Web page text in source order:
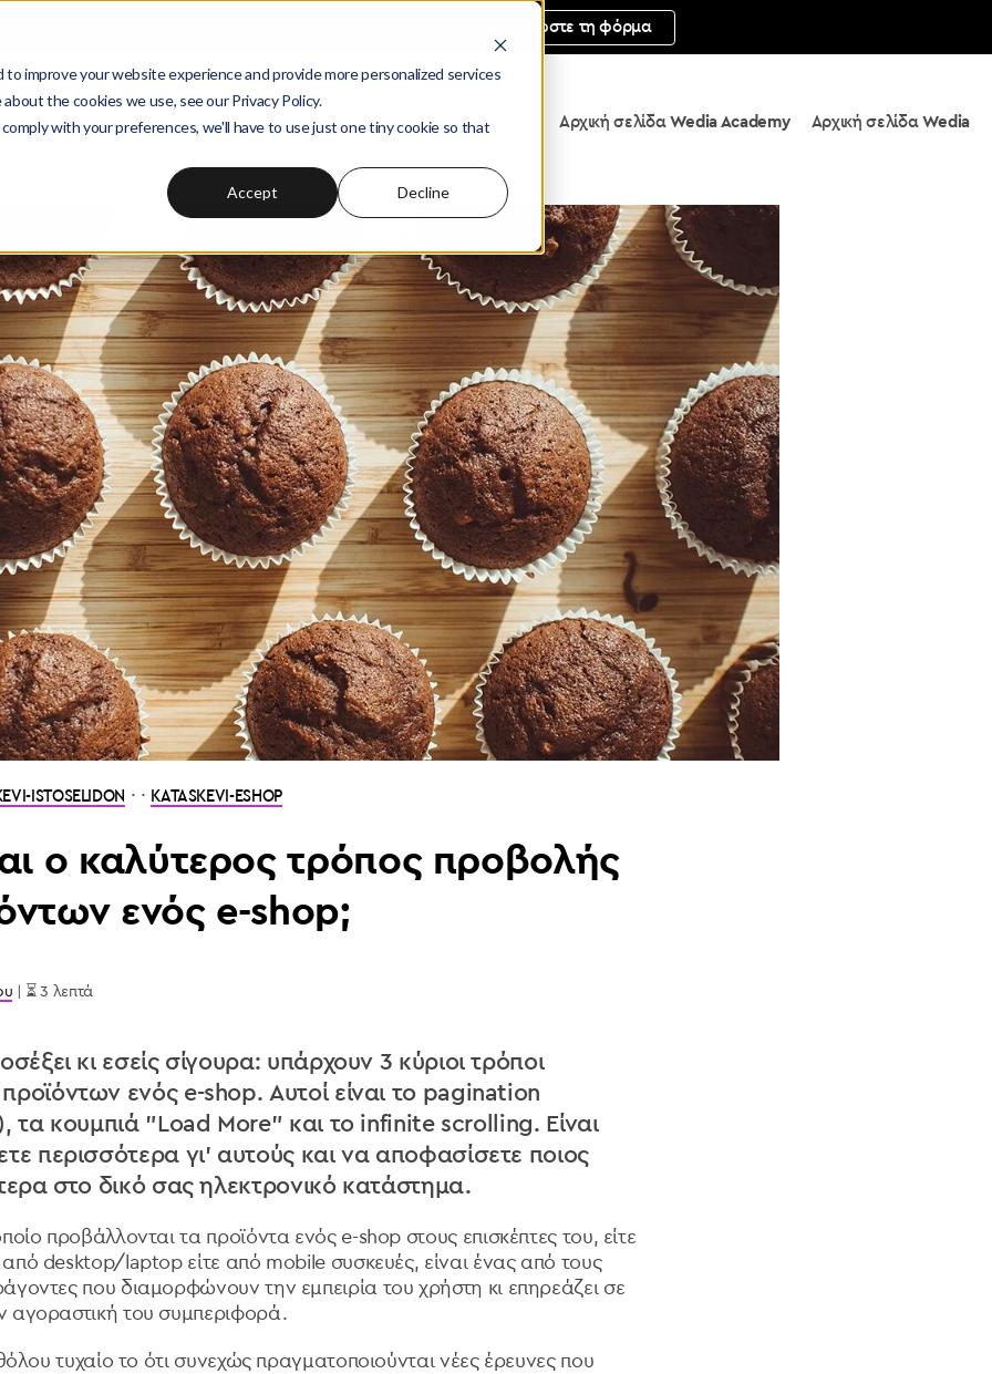
improve your website experience and provide more personalized services
the cookies we use, see our Privacy Policy.
with your preferences, we'll have to use just one tiny cookie so that
Accept Decline
Συμπληρώστε τη φόρμα
Αναζήτηση στοWedia Academy Αρχική σελίδα Wedia Academy Αρχική σελίδα Wedia
ISTOSELIDON · · KATASKEVI-ESHOP
ο καλύτερος τρόπος προβολής
ενός e-shop;
| ⏳ 3 λεπτά
κι εσείς σίγουρα: υπάρχουν 3 κύριοι τρόποι
ενός e-shop. Αυτοί είναι το pagination
τα κουμπιά "Load More" και το infinite scrolling. Είναι
περισσότερα γι' αυτούς και να αποφασίσετε ποιος
στο δικό σας ηλεκτρονικό κατάστημα.
προβάλλονται τα προϊόντα ενός e-shop στους επισκέπτες του, είτε
desktop/laptop είτε από mobile συσκευές, είναι ένας από τους
που διαμορφώνουν την εμπειρία του χρήστη κι επηρεάζει σε
αγοραστική του συμπεριφορά.
τυχαίο το ότι συνεχώς πραγματοποιούνται νέες έρευνες που